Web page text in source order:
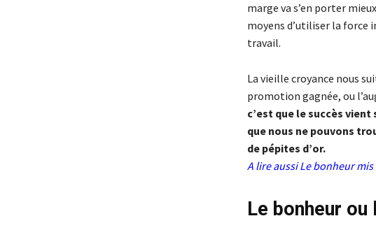
marge va s’en porter
moyens d’utiliser la force
travail.
La vieille croyance nous
promotion gagnée, ou
c’est que le succès
que nous ne pouvons
de pépites d’or.
A lire aussiLe bonheur
Le bonheur